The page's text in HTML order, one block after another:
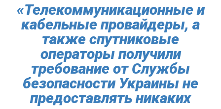
«Телекоммуникационные и
кабельные провайдеры, а
также спутниковые
операторы получили
требование от Службы
безопасности Украины не
предоставлять никаких